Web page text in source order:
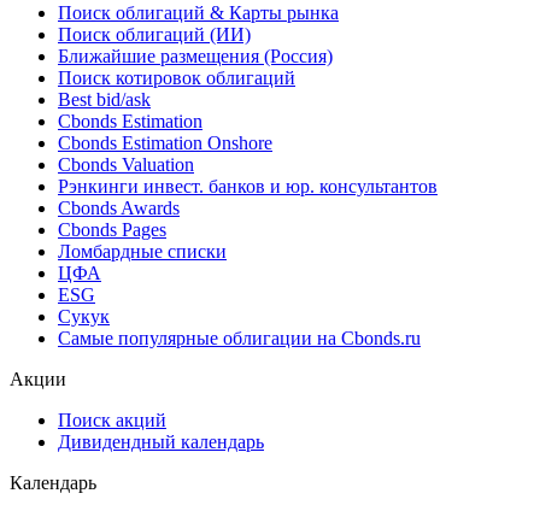
Поиск облигаций & Карты рынка
Поиск облигаций (ИИ)
Ближайшие размещения (Россия)
Поиск котировок облигаций
Best bid/ask
Cbonds Estimation
Cbonds Estimation Onshore
Cbonds Valuation
Рэнкинги инвест. банков и юр. консультантов
Cbonds Awards
Cbonds Pages
Ломбардные списки
ЦФА
ESG
Сукук
Самые популярные облигации на Cbonds.ru
Акции
Поиск акций
Дивидендный календарь
Календарь